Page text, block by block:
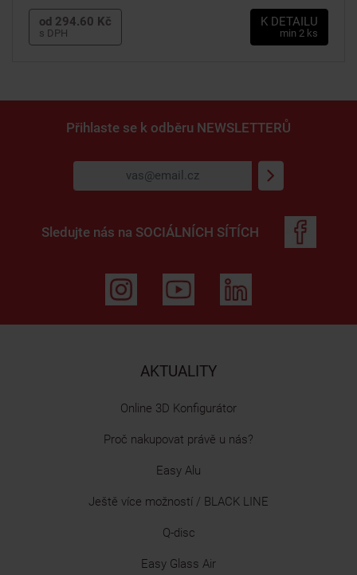
od 294.60 Kč
s DPH
K DETAILU
min 2 ks
Přihlaste se k odběru NEWSLETTERŮ
Sledujte nás na SOCIÁLNÍCH SÍTÍCH
AKTUALITY
Online 3D Konfigurátor
Proč nakupovat právě u nás?
Easy Alu
Ještě více možností / BLACK LINE
Q-disc
Easy Glass Air